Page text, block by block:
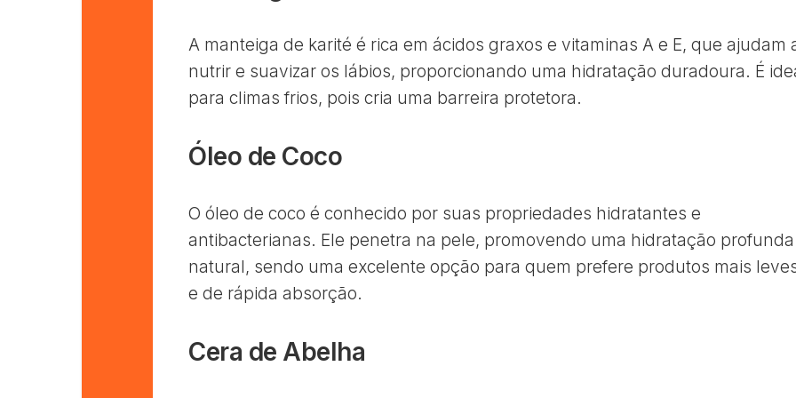
A manteiga de karité é rica em ácidos graxos e vitaminas A e E, que ajudam
nutrir e suavizar os lábios, proporcionando uma hidratação duradoura. É
para climas frios, pois cria uma barreira protetora.
Óleo de Coco
O óleo de coco é conhecido por suas propriedades hidratantes e
antibacterianas. Ele penetra na pele, promovendo uma hidratação
natural, sendo uma excelente opção para quem prefere produtos mais
e de rápida absorção.
Cera de Abelha